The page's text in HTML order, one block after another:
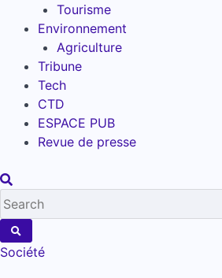
Tourisme
Environnement
Agriculture
Tribune
Tech
CTD
ESPACE PUB
Revue de presse
Société